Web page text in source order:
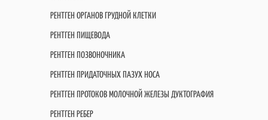
РЕНТГЕН ОРГАНОВ ГРУДНОЙ КЛЕТКИ
РЕНТГЕН ПИЩЕВОДА
РЕНТГЕН ПОЗВОНОЧНИКА
РЕНТГЕН ПРИДАТОЧНЫХ ПАЗУХ НОСА
РЕНТГЕН ПРОТОКОВ МОЛОЧНОЙ ЖЕЛЕЗЫ ДУКТОГРАФИЯ
РЕНТГЕН РЕБЕР